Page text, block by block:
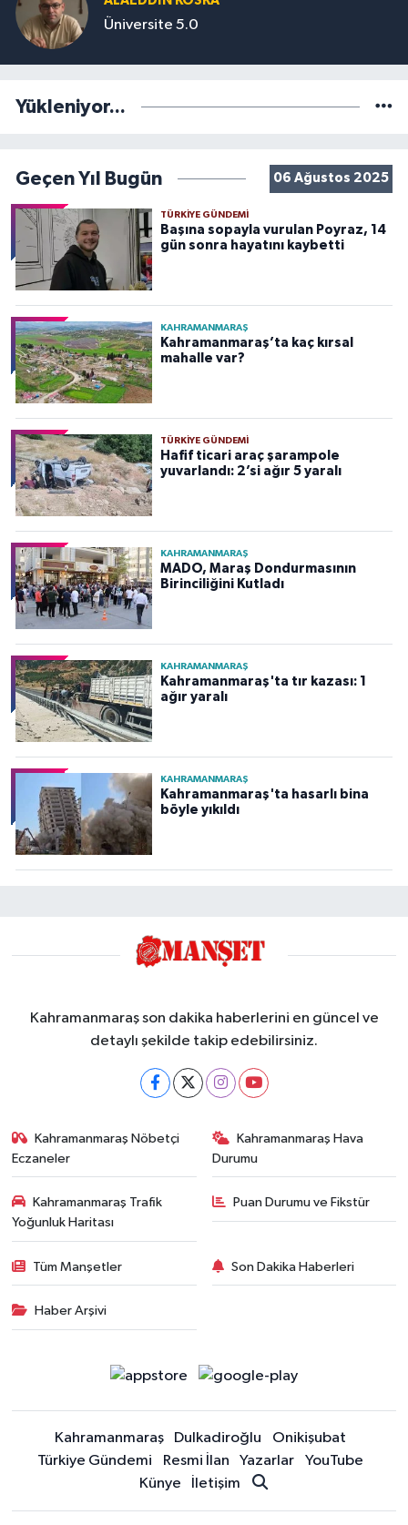
Üniversite 5.0
Yükleniyor...
Geçen Yıl Bugün 06 Ağustos 2025
TÜRKIYE GÜNDEMI
Başına sopayla vurulan Poyraz, 14
gün sonra hayatını kaybetti
KAHRAMANMARAŞ
Kahramanmaraş’ta kaç kırsal
mahalle var?
TÜRKIYE GÜNDEMI
Hafif ticari araç şarampole
yuvarlandı: 2’si ağır 5 yaralı
KAHRAMANMARAŞ
MADO, Maraş Dondurmasının
Birinciliğini Kutladı
KAHRAMANMARAŞ
Kahramanmaraş'ta tır kazası: 1
ağır yaralı
KAHRAMANMARAŞ
Kahramanmaraş'ta hasarlı bina
böyle yıkıldı
Kahramanmaraş son dakika haberlerini en güncel ve
detaylı şekilde takip edebilirsiniz.
Kahramanmaraş Nöbetçi
Eczaneler
Kahramanmaraş Hava
Durumu
Kahramanmaraş Trafik
Yoğunluk Haritası
Puan Durumu ve Fikstür
Tüm Manşetler Son Dakika Haberleri
Haber Arşivi
Kahramanmaraş Dulkadiroğlu
Onikişubat
Türkiye Gündemi
Resmi İlan Yazarlar
YouTube
Künye
İletişim